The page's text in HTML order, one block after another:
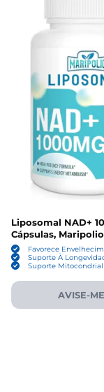
Liposomal NAD+
Cápsulas, Maripolio
Favorece
Suporte À
Suporte Mitocondrial
AVISE-ME